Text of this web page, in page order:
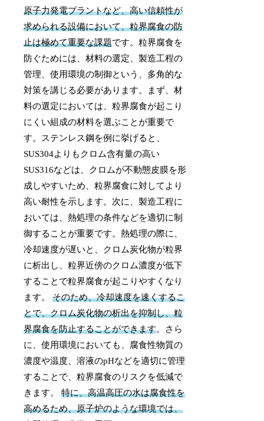
原子力発電プラントなど、高い信頼性が
求められる設備において、粒界腐食の防
止は極めて重要な課題です。粒界腐食を
防ぐためには、材料の選定、製造工程の
管理、使用環境の制御という、多角的な
対策を講じる必要があります。まず、材
料の選定においては、粒界腐食が起こり
にくい組成の材料を選ぶことが重要で
す。ステンレス鋼を例に挙げると、
SUS304よりもクロム含有量の高い
SUS316などは、クロムが不動態皮膜を形
成しやすいため、粒界腐食に対してより
高い耐性を示します。次に、製造工程に
おいては、熱処理の条件などを適切に制
御することが重要です。熱処理の際に、
冷却速度が遅いと、クロム炭化物が粒界
に析出し、粒界近傍のクロム濃度が低下
することで粒界腐食が起こりやすくなり
ます。そのため、冷却速度を速くするこ
とで、クロム炭化物の析出を抑制し、粒
界腐食を防止することができます。さら
に、使用環境においても、腐食性物質の
濃度や温度、溶液のpHなどを適切に管理
することで、粒界腐食のリスクを低減で
きます。特に、高温高圧の水は腐食性を
高めるため、原子炉のような環境では、